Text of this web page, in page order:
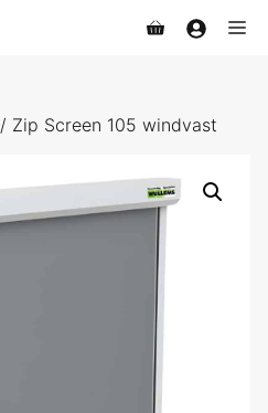
/ Zip Screen 105 windvast